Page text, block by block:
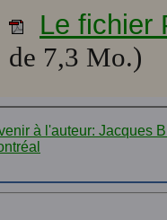
Le fichier
de 7,3 Mo.)